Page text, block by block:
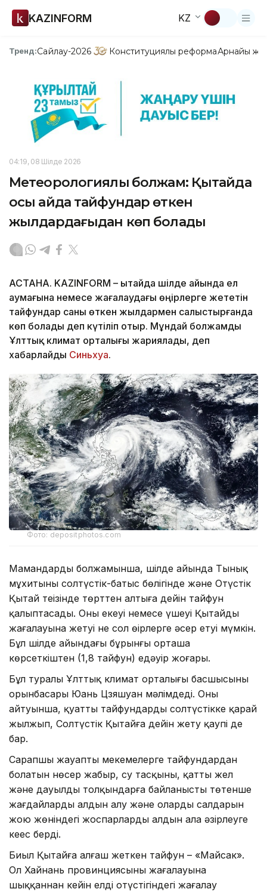
KAZINFORM KZ
Тренд:Сайлау-2026 Конституциялық реформаАрнайы
04:19, 08 Шілде 2026
Метеорологиялық болжам: Қытайда
осы айда тайфундар өткен
жылдардағыдан көп болады
АСТАНА. KAZINFORM – Қытайда шілде айында ел
аумағына немесе жағалаудағы өңірлерге жететін
тайфундар саны өткен жылдармен салыстырғанда
көп болады деп күтіліп отыр. Мұндай болжамды
Ұлттық климат орталығы жариялады, деп
хабарлайды Синьхуа.
Фото: depositphotos.com
Мамандардың болжамынша, шілде айында Тынық
мұхитының солтүстік-батыс бөлігінде және Оңтүстік
Қытай теңізінде төрттен алтыға дейін тайфун
қалыптасады. Оның екеуі немесе үшеуі Қытайдың
жағалауына жетуі не сол өңірлерге әсер етуі мүмкін.
Бұл шілде айындағы бұрынғы орташа
көрсеткіштен (1,8 тайфун) едәуір жоғары.
Бұл туралы Ұлттық климат орталығы басшысының
орынбасары Юань Цзяшуан мәлімдеді. Оның
айтуынша, қуатты тайфундардың солтүстікке қарай
жылжып, Солтүстік Қытайға дейін жету қаупі де
бар.
Сарапшы жауапты мекемелерге тайфундардан
болатын нөсер жаңбыр, су тасқыны, қатты жел
және дауылды толқындарға байланысты төтенше
жағдайлардың алдын алу және олардың салдарын
жою жөніндегі жоспарларды алдын ала әзірлеуге
кеңес берді.
Биыл Қытайға алғаш жеткен тайфун – «Майсак».
Ол Хайнань провинциясының жағалауына
шыққаннан кейін елдің оңтүстігіндегі жағалау